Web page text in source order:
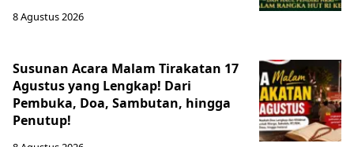
8 Agustus 2026
Susunan Acara Malam Tirakatan 17
Agustus yang Lengkap! Dari
Pembuka, Doa, Sambutan, hingga
Penutup!